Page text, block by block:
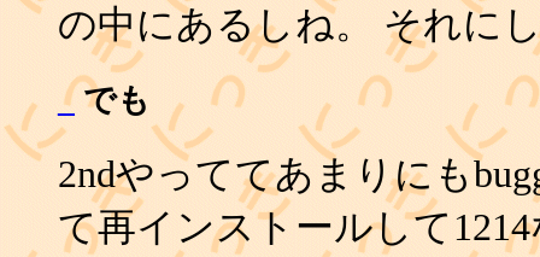
の中にあるしね。 それ
_ でも
2ndやっててあまりにも
て再インストールして